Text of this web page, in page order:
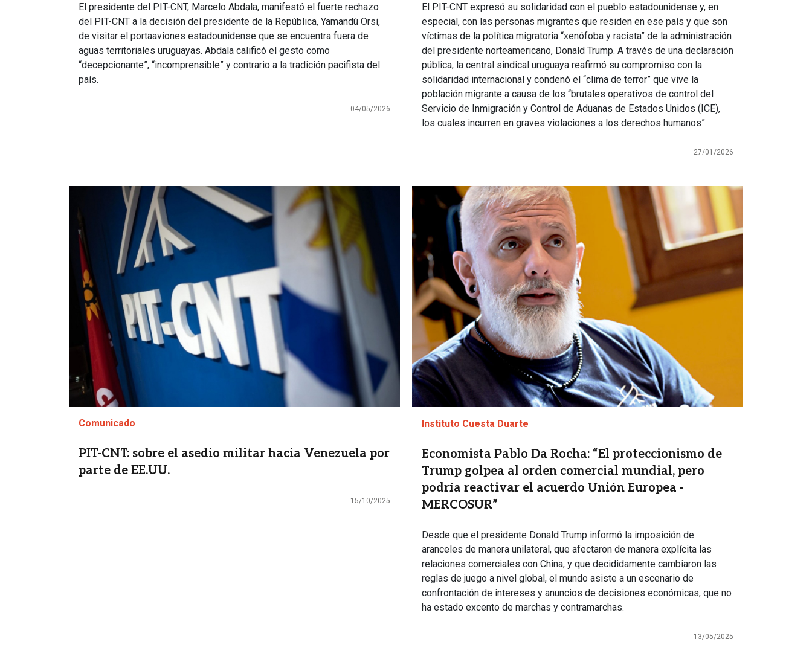
El presidente del PIT-CNT, Marcelo Abdala, manifestó el fuerte rechazo
del PIT-CNT a la decisión del presidente de la República, Yamandú Orsi,
de visitar el portaaviones estadounidense que se encuentra fuera de
aguas territoriales uruguayas. Abdala calificó el gesto como
“decepcionante”, “incomprensible” y contrario a la tradición pacifista del
país.
04/05/2026
El PIT-CNT expresó su solidaridad con el pueblo estadounidense y, en
especial, con las personas migrantes que residen en ese país y que son
víctimas de la política migratoria “xenófoba y racista” de la administración
del presidente norteamericano, Donald Trump. A través de una declaración
pública, la central sindical uruguaya reafirmó su compromiso con la
solidaridad internacional y condenó el “clima de terror” que vive la
población migrante a causa de los “brutales operativos de control del
Servicio de Inmigración y Control de Aduanas de Estados Unidos (ICE),
los cuales incurren en graves violaciones a los derechos humanos”.
27/01/2026
Comunicado
PIT-CNT: sobre el asedio militar hacia Venezuela por
parte de EE.UU.
15/10/2025
Imagen
Instituto Cuesta Duarte
Economista Pablo Da Rocha: “El proteccionismo de
Trump golpea al orden comercial mundial, pero
podría reactivar el acuerdo Unión Europea -
MERCOSUR”
Desde que el presidente Donald Trump informó la imposición de
aranceles de manera unilateral, que afectaron de manera explícita las
relaciones comerciales con China, y que decididamente cambiaron las
reglas de juego a nivel global, el mundo asiste a un escenario de
confrontación de intereses y anuncios de decisiones económicas, que no
ha estado excento de marchas y contramarchas.
13/05/2025